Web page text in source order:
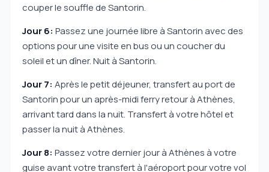
couper le souffle de Santorin.
Jour 6: Passez une journée libre à Santorin avec des
options pour une visite en bus ou un coucher du
soleil et un dîner. Nuit à Santorin.
Jour 7: Après le petit déjeuner, transfert au port de
Santorin pour un après-midi ferry retour à Athènes,
arrivant tard dans la nuit. Transfert à votre hôtel et
passer la nuit à Athènes.
Jour 8: Passez votre dernier jour à Athènes à votre
guise avant votre transfert à l'aéroport pour votre vol